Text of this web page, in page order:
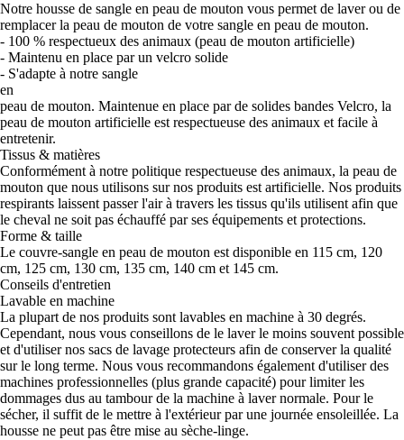
Notre housse de sangle en peau de mouton vous permet de laver ou de
remplacer la peau de mouton de votre sangle en peau de mouton.
- 100 % respectueux des animaux (peau de mouton artificielle)
- Maintenu en place par un velcro solide
- S'adapte à notre sangle
en
peau de mouton. Maintenue en place par de solides bandes Velcro, la
peau de mouton artificielle est respectueuse des animaux et facile à
entretenir.
Tissus & matières
Conformément à notre politique respectueuse des animaux, la peau de
mouton que nous utilisons sur nos produits est artificielle. Nos produits
respirants laissent passer l'air à travers les tissus qu'ils utilisent afin que
le cheval ne soit pas échauffé par ses équipements et protections.
Forme & taille
Le couvre-sangle en peau de mouton est disponible en 115 cm, 120
cm, 125 cm, 130 cm, 135 cm, 140 cm et 145 cm.
Conseils d'entretien
Lavable en machine
La plupart de nos produits sont lavables en machine à 30 degrés.
Cependant, nous vous conseillons de le laver le moins souvent possible
et d'utiliser nos sacs de lavage protecteurs afin de conserver la qualité
sur le long terme. Nous vous recommandons également d'utiliser des
machines professionnelles (plus grande capacité) pour limiter les
dommages dus au tambour de la machine à laver normale. Pour le
sécher, il suffit de le mettre à l'extérieur par une journée ensoleillée. La
housse ne peut pas être mise au sèche-linge.